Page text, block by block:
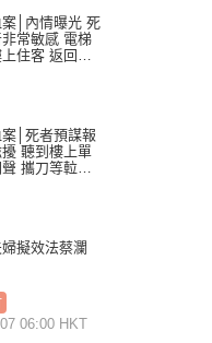
│內情曝光 死
常敏感 電梯
住客 返回住
│死者預謀報
上單
𨋢伏
擬效法蔡瀾
06:00 HKT